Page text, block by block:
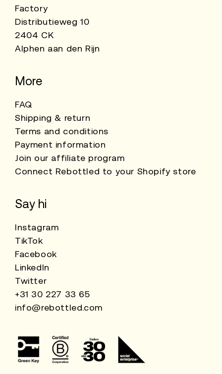
Factory
Distributieweg 10
2404 CK
Alphen aan den Rijn
More
FAQ
Shipping & return
Terms and conditions
Payment information
Join our affiliate program
Connect Rebottled to your Shopify store
Say hi
Instagram
TikTok
Facebook
LinkedIn
Twitter
+31 30 227 33 65
info@rebottled.com